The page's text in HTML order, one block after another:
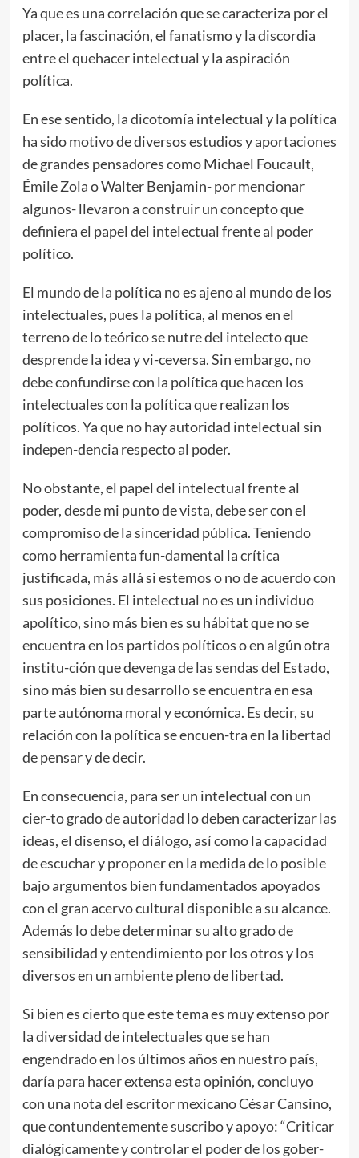
Ya que es una correlación que se caracteriza por el
placer, la fascinación, el fanatismo y la discordia
entre el quehacer intelectual y la aspiración
política.
En ese sentido, la dicotomía intelectual y la política
ha sido motivo de diversos estudios y aportaciones
de grandes pensadores como Michael Foucault,
Émile Zola o Walter Benjamin- por mencionar
algunos- llevaron a construir un concepto que
definiera el papel del intelectual frente al poder
político.
El mundo de la política no es ajeno al mundo de los
intelectuales, pues la política, al menos en el
terreno de lo teórico se nutre del intelecto que
desprende la idea y vi-ceversa. Sin embargo, no
debe confundirse con la política que hacen los
intelectuales con la política que realizan los
políticos. Ya que no hay autoridad intelectual sin
indepen-dencia respecto al poder.
No obstante, el papel del intelectual frente al
poder, desde mi punto de vista, debe ser con el
compromiso de la sinceridad pública. Teniendo
como herramienta fun-damental la crítica
justificada, más allá si estemos o no de acuerdo con
sus posiciones. El intelectual no es un individuo
apolítico, sino más bien es su hábitat que no se
encuentra en los partidos políticos o en algún otra
institu-ción que devenga de las sendas del Estado,
sino más bien su desarrollo se encuentra en esa
parte autónoma moral y económica. Es decir, su
relación con la política se encuen-tra en la libertad
de pensar y de decir.
En consecuencia, para ser un intelectual con un
cier-to grado de autoridad lo deben caracterizar las
ideas, el disenso, el diálogo, así como la capacidad
de escuchar y proponer en la medida de lo posible
bajo argumentos bien fundamentados apoyados
con el gran acervo cultural disponible a su alcance.
Además lo debe determinar su alto grado de
sensibilidad y entendimiento por los otros y los
diversos en un ambiente pleno de libertad.
Si bien es cierto que este tema es muy extenso por
la diversidad de intelectuales que se han
engendrado en los últimos años en nuestro país,
daría para hacer extensa esta opinión, concluyo
con una nota del escritor mexicano César Cansino,
que contundentemente suscribo y apoyo: “Criticar
dialógicamente y controlar el poder de los gober-